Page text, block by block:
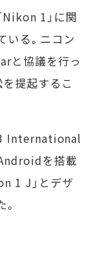
1」に関
いる。ニコン
と協議を行っ
提起するこ
International
を搭載
1 J」とデザ